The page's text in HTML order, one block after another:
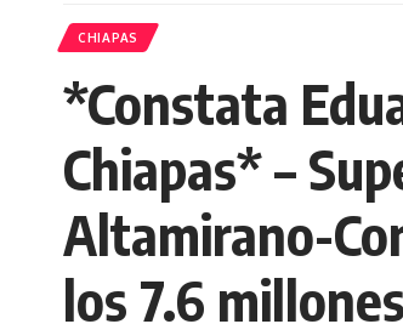
CHIAPAS
*Constata
Chiapas* –
Altamirano-
los 7.6